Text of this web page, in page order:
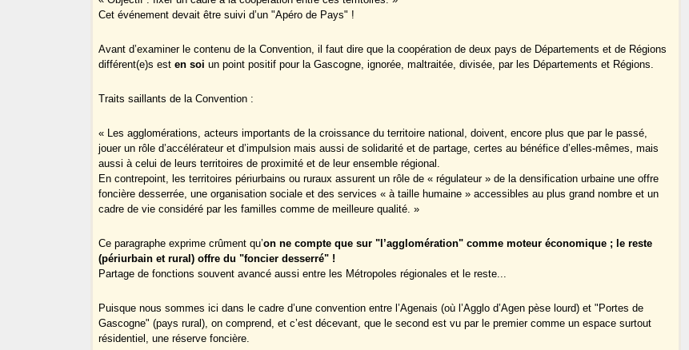
Cet événement devait être suivi d’un "Apéro de Pays" !
Avant d’examiner le contenu de la Convention, il faut dire que la coopération de deux pays de Départements et de Régions
différent(e)s esten soi un point positif pour la Gascogne, ignorée, maltraitée, divisée, par les Départements et Régions.
Traits saillants de la Convention :
« Les agglomérations, acteurs importants de la croissance du territoire national, doivent, encore plus que par le passé,
jouer un rôle d’accélérateur et d’impulsion mais aussi de solidarité et de partage, certes au bénéfice d’elles-mêmes, mais
aussi à celui de leurs territoires de proximité et de leur ensemble régional.
En contrepoint, les territoires périurbains ou ruraux assurent un rôle de « régulateur » de la densification urbaine une offre
foncière desserrée, une organisation sociale et des services « à taille humaine » accessibles au plus grand nombre et un
cadre de vie considéré par les familles comme de meilleure qualité. »
Ce paragraphe exprime crûment qu’on ne compte que sur "l’agglomération" comme moteur économique ; le reste
(périurbain et rural) offre du "foncier desserré" !
Partage de fonctions souvent avancé aussi entre les Métropoles régionales et le reste...
Puisque nous sommes ici dans le cadre d’une convention entre l’Agenais (où l’Agglo d’Agen pèse lourd) et "Portes de
Gascogne" (pays rural), on comprend, et c’est décevant, que le second est vu par le premier comme un espace surtout
résidentiel, une réserve foncière.